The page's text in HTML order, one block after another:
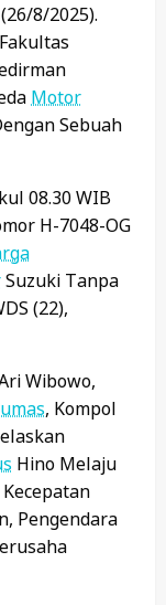
8/2025).
Motor
Sebuah
08.30 WIB
H-7048-OG
Suzuki Tanpa
(22),
Wibowo,
, Kompol
Hino Melaju
Pengendara